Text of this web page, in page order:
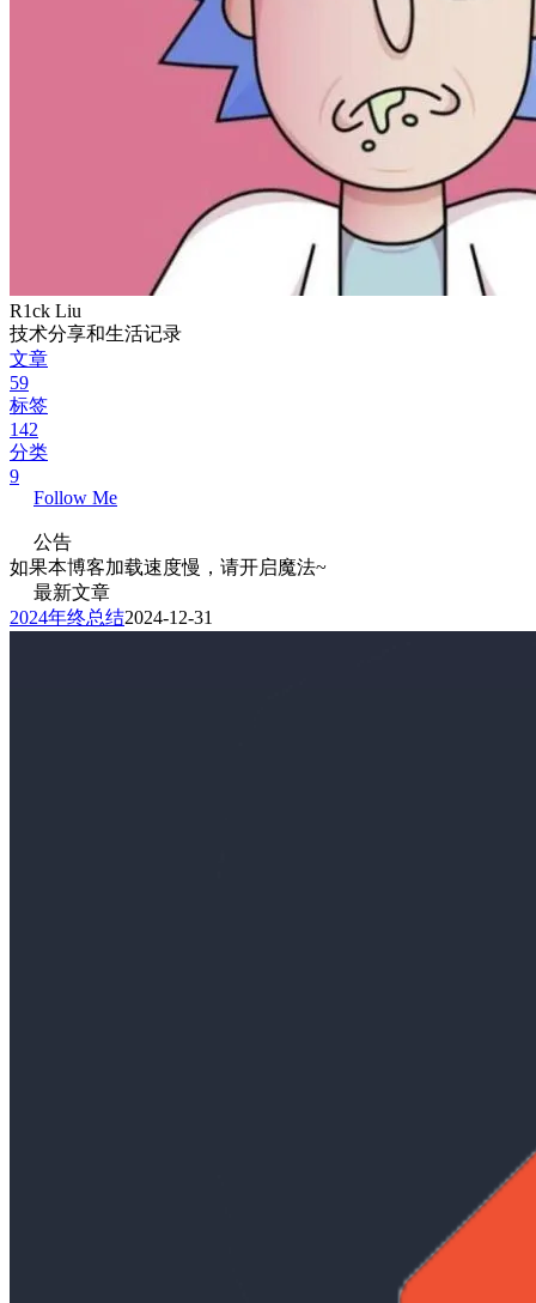
R1ck Liu
技术分享和生活记录
文章
59
标签
142
分类
9
Follow Me
公告
如果本博客加载速度慢，请开启魔法~
最新文章
2024年终总结2024-12-31